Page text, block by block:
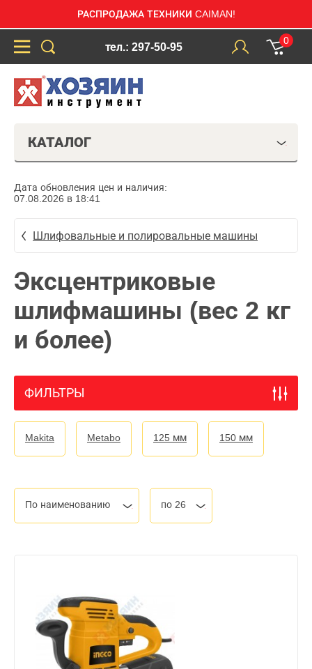
РАСПРОДАЖА ТЕХНИКИ CAIMAN!
тел.: 297-50-95
0
КАТАЛОГ
Дата обновления цен и наличия:
07.08.2026 в 18:41
Шлифовальные и полировальные машины
Эксцентриковые
шлифмашины (вес 2 кг
и более)
ФИЛЬТРЫ
Makita Metabo 125 мм 150 мм
По наименованию по 26